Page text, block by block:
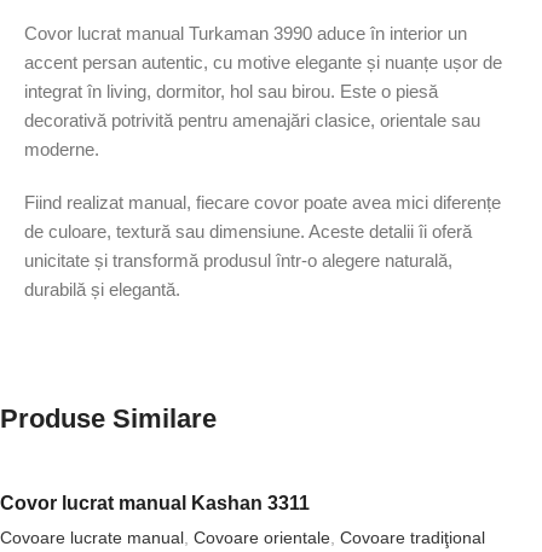
Covor lucrat manual Turkaman 3990 aduce în interior un
accent persan autentic, cu motive elegante și nuanțe ușor de
integrat în living, dormitor, hol sau birou. Este o piesă
decorativă potrivită pentru amenajări clasice, orientale sau
moderne.
Fiind realizat manual, fiecare covor poate avea mici diferențe
de culoare, textură sau dimensiune. Aceste detalii îi oferă
unicitate și transformă produsul într-o alegere naturală,
durabilă și elegantă.
Produse Similare
Covor lucrat manual Kashan 3311
Covoare lucrate manual Covoare orientale Covoare tradiţional